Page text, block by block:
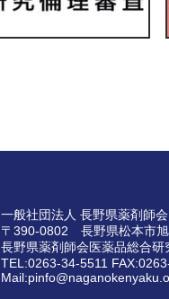
一般社団法人 長野県薬剤師会
〒390-0802 長野県松本市
長野県薬剤師会医薬品総合研
TEL:0263-34-5511